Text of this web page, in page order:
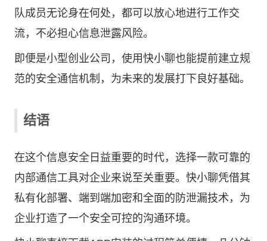
队成员无论身在何处，都可以放心地进行工作交
流，不必担心信息泄露风险。
即便是小型创业公司，使用快小聊也能提前建立规
范的安全通信机制，为未来的发展打下良好基础。
结语
在这个信息安全日益重要的时代，选择一款可靠的
内部通信工具对企业来说至关重要。快小聊凭借其
私有化部署、端到端加密和全面的防泄漏技术，为
企业打造了一个安全可控的沟通环境。